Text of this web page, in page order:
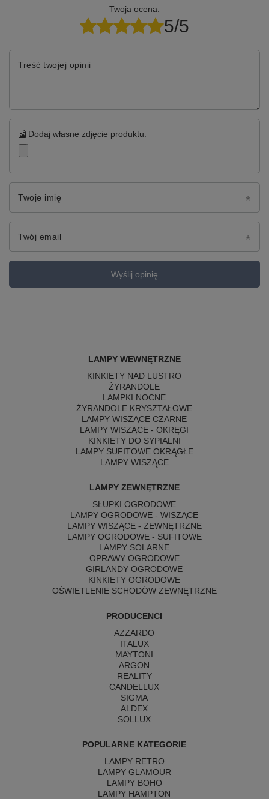
Twoja ocena:
5/5
Treść twojej opinii
Dodaj własne zdjęcie produktu:
Twoje imię
Twój email
Wyślij opinię
LAMPY WEWNĘTRZNE
KINKIETY NAD LUSTRO
ŻYRANDOLE
LAMPKI NOCNE
ŻYRANDOLE KRYSZTAŁOWE
LAMPY WISZĄCE CZARNE
LAMPY WISZĄCE - OKRĘGI
KINKIETY DO SYPIALNI
LAMPY SUFITOWE OKRĄGŁE
LAMPY WISZĄCE
LAMPY ZEWNĘTRZNE
SŁUPKI OGRODOWE
LAMPY OGRODOWE - WISZĄCE
LAMPY WISZĄCE - ZEWNĘTRZNE
LAMPY OGRODOWE - SUFITOWE
LAMPY SOLARNE
OPRAWY OGRODOWE
GIRLANDY OGRODOWE
KINKIETY OGRODOWE
OŚWIETLENIE SCHODÓW ZEWNĘTRZNE
PRODUCENCI
AZZARDO
ITALUX
MAYTONI
ARGON
REALITY
CANDELLUX
SIGMA
ALDEX
SOLLUX
POPULARNE KATEGORIE
LAMPY RETRO
LAMPY GLAMOUR
LAMPY BOHO
LAMPY HAMPTON